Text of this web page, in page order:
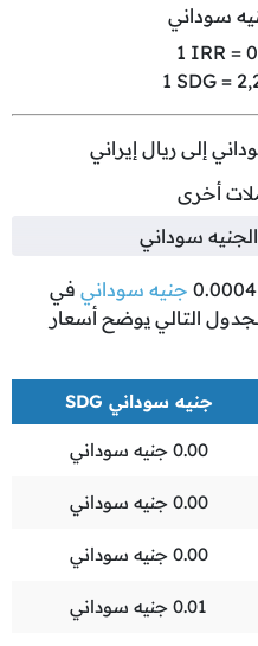
سوداني
1 IRR =
1 SDG =
إلى ريال إيراني
أخرى
سوداني
0.0004 جنيه سوداني في
التالي يوضح أسعار
جنيه سوداني SDG
0.00 جنيه سوداني
0.00 جنيه سوداني
0.00 جنيه سوداني
0.01 جنيه سوداني